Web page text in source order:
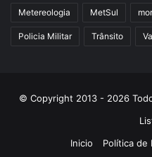
Metereologia MetSul
Policia Militar Trânsito
© Copyright 2013 - 2026
Inicio
Política de